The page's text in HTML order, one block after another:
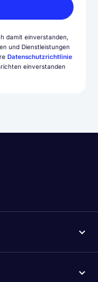
damit einverstanden,
und Dienstleistungen
Datenschutzrichtlinie
einverstanden